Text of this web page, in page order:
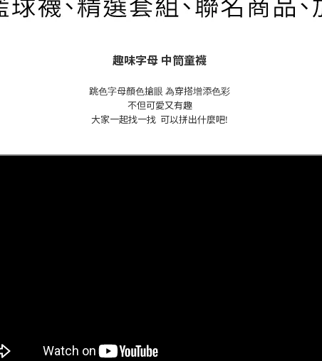
趣味字母 中筒童襪
跳色字母顏色搶眼 為穿搭增添色彩
不但可愛又有趣
大家一起找一找 可以拼出什麼吧!